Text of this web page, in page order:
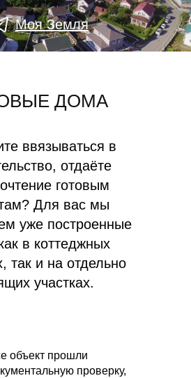
Моя Земля
ДОМА
ввязываться в
отдаёте
готовым
Для вас мы
уже построенные
в коттеджных
так и на отдельно
участках.
объект прошли
проверку,